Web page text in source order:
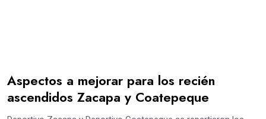
Aspectos a mejorar para los recién
ascendidos Zacapa y Coatepeque